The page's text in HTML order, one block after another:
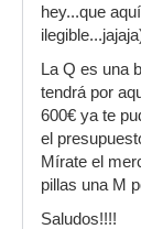
esta
Que
hey...que
La Q es una
tendrá por
600€ ya te
el
Mírate el
pillas una M
Saludos!!!!